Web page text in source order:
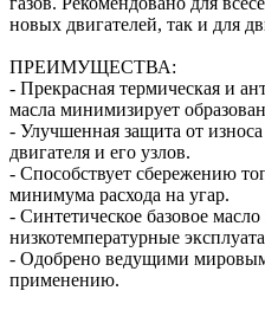
новых двигателей, так и для
ПРЕИМУЩЕСТВА:
- Прекрасная термическая и
масла минимизирует
- Улучшенная защита от
двигателя и его узлов.
- Способствует сбережению
минимума расхода на угар.
- Синтетическое базовое
низкотемпературные
- Одобрено ведущими
применению.